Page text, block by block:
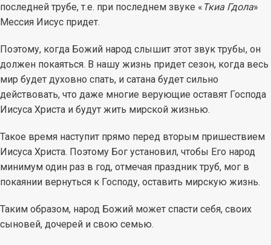
последней трубе, т.е. при последнем звуке « Ткиа Гдола»
Мессия Иисус придет.
Поэтому, когда Божий народ слышит этот звук трубы, он
должен покаяться. В нашу жизнь придет сезон, когда весь
мир будет духовно спать, и сатана будет сильно
действовать, что даже многие верующие оставят Господа
Иисуса Христа и будут жить мирской жизнью.
Такое время наступит прямо перед вторым пришествием
Иисуса Христа. Поэтому Бог установил, чтобы Его народ
минимум один раз в год, отмечая праздник труб, мог в
покаянии вернуться к Господу, оставить мирскую жизнь.
Таким образом, народ Божий может спасти себя, своих
сыновей, дочерей и свою семью.